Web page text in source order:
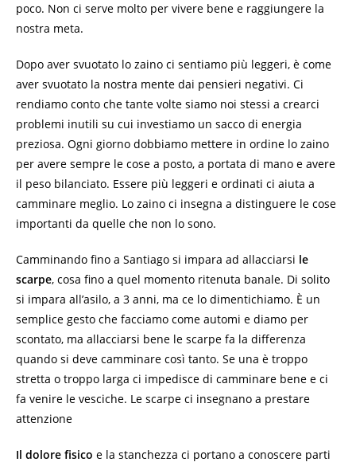
poco. Non ci serve molto per vivere bene e raggiungere la
nostra meta.
Dopo aver svuotato lo zaino ci sentiamo più leggeri, è come
aver svuotato la nostra mente dai pensieri negativi. Ci
rendiamo conto che tante volte siamo noi stessi a crearci
problemi inutili su cui investiamo un sacco di energia
preziosa. Ogni giorno dobbiamo mettere in ordine lo zaino
per avere sempre le cose a posto, a portata di mano e avere
il peso bilanciato. Essere più leggeri e ordinati ci aiuta a
camminare meglio. Lo zaino ci insegna a distinguere le cose
importanti da quelle che non lo sono.
Camminando fino a Santiago si impara ad allacciarsi le
scarpe, cosa fino a quel momento ritenuta banale. Di solito
si impara all’asilo, a 3 anni, ma ce lo dimentichiamo. È un
semplice gesto che facciamo come automi e diamo per
scontato, ma allacciarsi bene le scarpe fa la differenza
quando si deve camminare così tanto. Se una è troppo
stretta o troppo larga ci impedisce di camminare bene e ci
fa venire le vesciche. Le scarpe ci insegnano a prestare
attenzione
Il dolore fisico e la stanchezza ci portano a conoscere parti